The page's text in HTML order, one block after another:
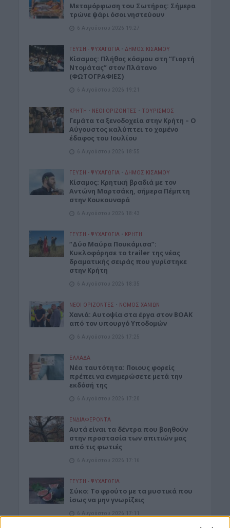
Μεταμόρφωση του Σωτήρος: Σήμερα
τρώνε ψάρι όσοι νηστεύουν
6 Αυγούστου 2026 19:27
ΓΕΎΣΗ - ΨΥΧΑΓΩΓΊΑ • ΔΉΜΟΣ ΚΙΣΆΜΟΥ
Κίσαμος: Πλήθος κόσμου στη “Γιορτή
Ντομάτας” στον Πλάτανο
(ΦΩΤΟΓΡΑΦΙΕΣ)
6 Αυγούστου 2026 19:21
ΚΡΗΤΗ • ΝΕΟΙ ΟΡΙΖΟΝΤΕΣ • ΤΟΥΡΙΣΜΟΣ
Γεμάτα τα ξενοδοχεία στην Κρήτη – Ο
Αύγουστος καλύπτει το χαμένο
έδαφος του Ιουλίου
6 Αυγούστου 2026 18:55
ΓΕΎΣΗ - ΨΥΧΑΓΩΓΊΑ • ΔΉΜΟΣ ΚΙΣΆΜΟΥ
Kίσαμος: Κρητική βραδιά με τον
Αντώνη Μαρτσάκη, σήμερα Πέμπτη
στην Κουκουναρά
6 Αυγούστου 2026 18:43
ΓΕΎΣΗ - ΨΥΧΑΓΩΓΊΑ • ΚΡΗΤΗ
“Δύο Μαύρα Πουκάμισα”:
Κυκλοφόρησε το trailer της νέας
δραματικής σειράς που γυρίστηκε
στην Κρήτη
6 Αυγούστου 2026 18:35
ΝΕΟΙ ΟΡΙΖΟΝΤΕΣ • ΝΟΜΌΣ ΧΑΝΊΩΝ
Χανιά: Αυτοψία στα έργα στον ΒΟΑΚ
από τον υπουργό Υποδομών
6 Αυγούστου 2026 17:25
ΕΛΛΑΔΑ
Νέα ταυτότητα: Ποιους φορείς
πρέπει να ενημερώσετε μετά την
εκδόσή της
6 Αυγούστου 2026 17:20
ΕΝΔΙΑΦΕΡΟΝΤΑ
Αυτά είναι τα δέντρα που βοηθούν
στην προστασία των σπιτιών μας
από τις φωτιές
6 Αυγούστου 2026 17:16
ΓΕΎΣΗ - ΨΥΧΑΓΩΓΊΑ
Σύκο: Το φρούτο με τα μυστικά που
ίσως να μην γνωρίζεις
6 Αυγούστου 2026 17:11